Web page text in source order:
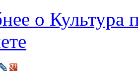
о Культура